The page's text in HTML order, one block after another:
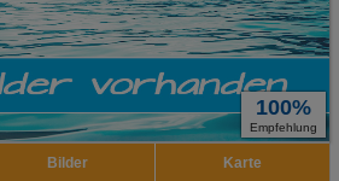
100%
Empfehlung
Bilder Karte